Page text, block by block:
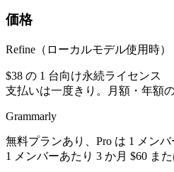
価格
Refine（ローカルモデル使用時）
$38 の 1 台向け永続ライセンス
支払いは一度きり。月額・年額
Grammarly
無料プランあり、Pro は 1 メン
1 メンバーあたり 3 か月 $60 ま